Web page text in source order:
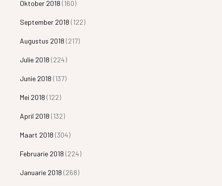
Oktober 2018 (160)
September 2018 (122)
Augustus 2018 (217)
Julie 2018 (224)
Junie 2018 (137)
Mei 2018 (122)
April 2018 (132)
Maart 2018 (304)
Februarie 2018 (224)
Januarie 2018 (268)